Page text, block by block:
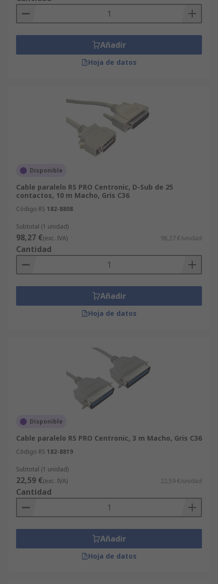
Añadir
Hoja de datos
Disponible
Cable paralelo RS PRO Centronic, D-Sub de 25
contactos, 10 m Macho, Gris C36
Código RS 182-8808
Subtotal (1 unidad)
98,27 €(exc. IVA) 98,27 €/unidad
Cantidad
Añadir
Hoja de datos
Disponible
Cable paralelo RS PRO Centronic, 3 m Macho, Gris C36
Código RS 182-8819
Subtotal (1 unidad)
22,59 €(exc. IVA) 22,59 €/unidad
Cantidad
Añadir
Hoja de datos